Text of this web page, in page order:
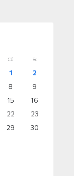
Сб Вс
1
2
8
9
15
16
22
23
29
30